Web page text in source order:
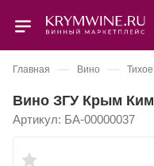
Главная — Вино —
Вино ЗГУ Крым
Артикул: БА-00000037